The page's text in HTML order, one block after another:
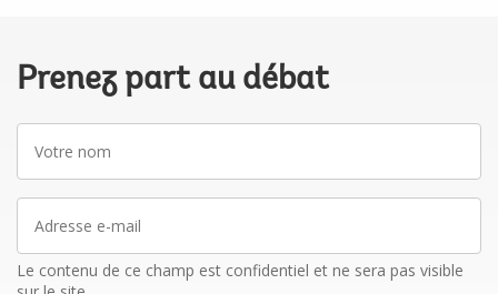
Prenez part au débat
nom
mail
Le contenu de ce champ est confidentiel et ne sera pas visible